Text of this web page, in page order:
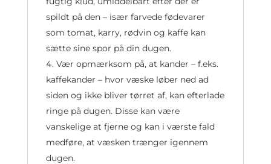
spildt på den – især farvede fødevarer
som tomat, karry, rødvin og kaffe kan
sætte sine spor på din dugen.
Vær opmærksom på, at kander – f.eks.
kaffekander – hvor væske løber ned ad
siden og ikke bliver tørret af, kan efterlade
ringe på dugen. Disse kan være
vanskelige at fjerne og kan i værste fald
medføre, at væsken trænger igennem
dugen.